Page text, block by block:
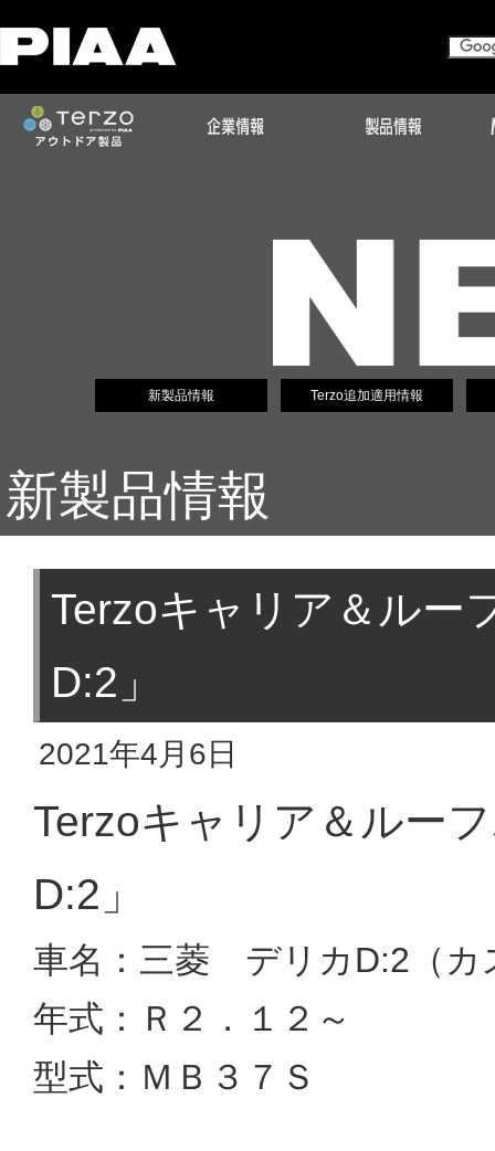
新製品情報 Terzo追加適用情報
新製品情報
Terzoキャリア＆ルー
D:2」
2021年4月6日
Terzoキャリア＆ルー
D:2」
車名：三菱 デリカD:2（カ
年式：Ｒ２．１２～
型式：ＭＢ３７Ｓ